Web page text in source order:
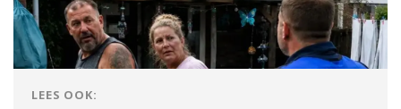
LEES OOK: